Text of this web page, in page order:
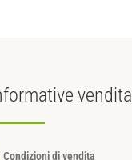
vendita
Condizioni di vendita